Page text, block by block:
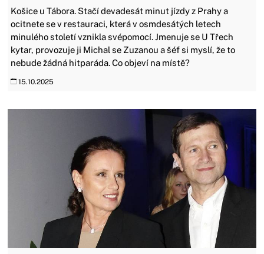
Košice u Tábora. Stačí devadesát minut jízdy z Prahy a
ocitnete se v restauraci, která v osmdesátých letech
minulého století vznikla svépomocí. Jmenuje se U Třech
kytar, provozuje ji Michal se Zuzanou a šéf si myslí, že to
nebude žádná hitparáda. Co objeví na místě?
15.10.2025